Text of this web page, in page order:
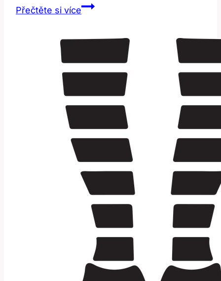
Přečtěte si víceAunt:
Tento
Rodinný